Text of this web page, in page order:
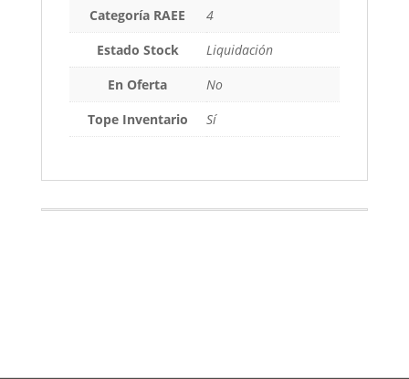
Categoría RAEE
4
Estado Stock
Liquidación
En Oferta
No
Tope Inventario
Sí